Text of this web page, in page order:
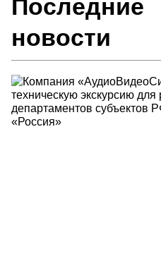
Последние
новости